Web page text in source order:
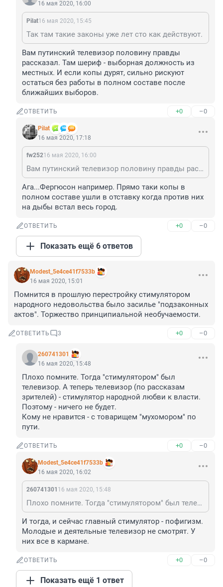
16 мая 2020, 16:00
Pilat16 мая 2020, 15:45
Так там такие законы уже лет сто как действуют.
Вам путинский телевизор половину правды
рассказал. Там шериф - выборная должность из
местных. И если копы дурят, сильно рискуют
остаться без работы в полном составе после
ближайших выборов.
ОТВЕТИТЬ +0 –0
Pilat
16 мая 2020, 17:18
fw25216 мая 2020, 16:00
Вам путинский телевизор половину правды рассказал. Там шериф - выборная должность из местных. И если копы дурят, сильно рискуют остаться без работы в полном составе после ближайших выборов.
Ага...Фергюсон например. Прямо таки копы в
полном составе ушли в отставку когда против них
на дыбы встал весь город.
ОТВЕТИТЬ +0 –0
Показать ещё 6 ответов
Modest_5e4ce41f7533b
16 мая 2020, 15:01
Помнится в прошлую перестройку стимулятором
народного недовольства было засилье "подзаконных
актов". Торжество принципиальной необучаемости.
ОТВЕТИТЬ 3 +0 –0
260741301
16 мая 2020, 15:48
Плохо помните. Тогда "стимулятором" был
телевизор. А теперь телевизор (по рассказам
зрителей) - стимулятор народной любви к власти.
Поэтому - ничего не будет.
Кому не нравится - с товарищем "мухомором" по
пути.
ОТВЕТИТЬ +0 –0
Modest_5e4ce41f7533b
16 мая 2020, 16:02
260741301 16 мая 2020, 15:48
Плохо помните. Тогда "стимулятором" был телевизор. А теперь телевизор (по рассказам зрителей) - стимулятор народной любви к власти. Поэтому - ничего не будет. Кому не нравится - с товарищем "мухомором" по пути.
И тогда, и сейчас главный стимулятор - пофигизм.
Молодые и деятельные телевизор не смотрят. У
них все в кармане.
ОТВЕТИТЬ +0 –0
Показать ещё 1 ответ